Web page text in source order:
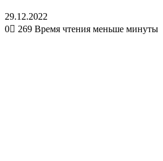
29.12.2022
0
269 Время чтения меньше минуты